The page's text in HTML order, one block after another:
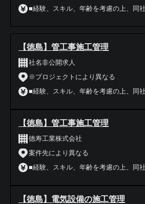
■経験、スキル、年齢を考慮の上、同
【徳島】管工事施工管理
社名非公開求人
※プロジェクトにより異なる
■経験、スキル、年齢を考慮の上、同
【徳島】管工事施工管理
徳寿工業株式会社
案件先により異なる
■経験、スキル、年齢を考慮の上、同
【徳島】電気設備の施工管理